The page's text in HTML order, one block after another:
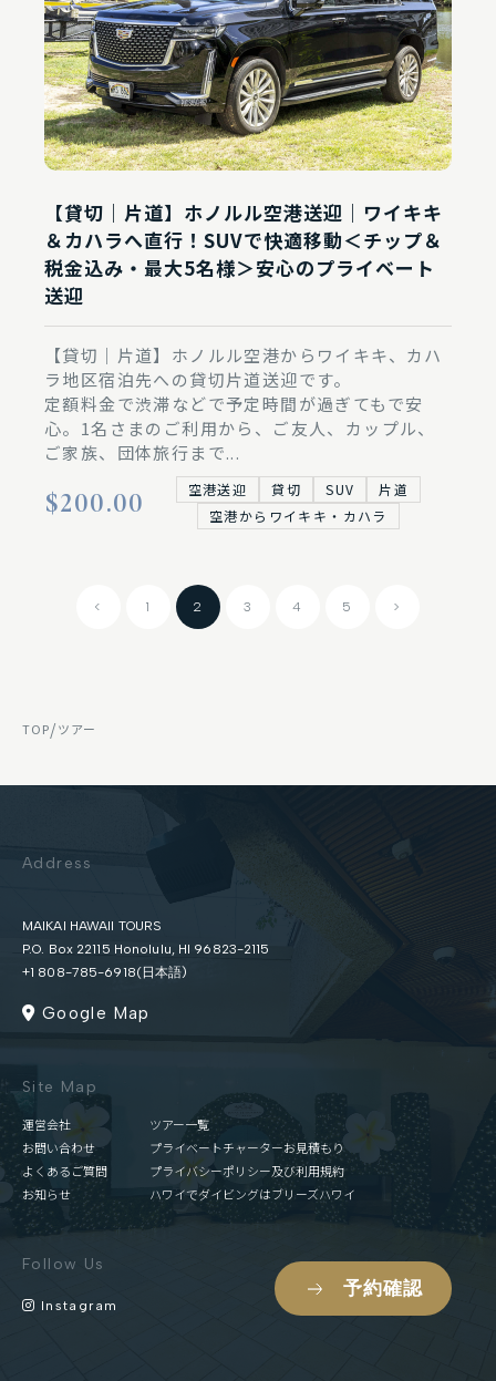
【貸切｜片道】ホノルル空港送迎｜ワイキキ
＆カハラへ直行！SUVで快適移動＜チップ＆
税金込み・最大5名様＞安心のプライベート
送迎
【貸切｜片道】ホノルル空港からワイキキ、カハ
ラ地区宿泊先への貸切片道送迎です。
定額料金で渋滞などで予定時間が過ぎてもで安
心。1名さまのご利用から、ご友人、カップル、
ご家族、団体旅行まで...
$200.00 空港送迎 貸切 SUV
片道
空港からワイキキ・カハラ
< 1 2 3 4 5 >
TOP/ツアー
Address
MAIKAI HAWAII TOURS
P.O. Box 22115 Honolulu, HI 96823-2115
+1 808-785-6918(日本語)
Google Map
Site Map
ツアー一覧
プライベートチャーターお見積もり
プライバシーポリシー及び利用規約
ハワイでダイビングはブリーズハワイ
お問い合わせ
よくあるご質問
お知らせ
運営会社
Follow Us
Instagram
予約確認